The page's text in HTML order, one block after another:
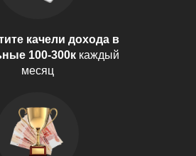
качели дохода в
100-300к каждый
месяц